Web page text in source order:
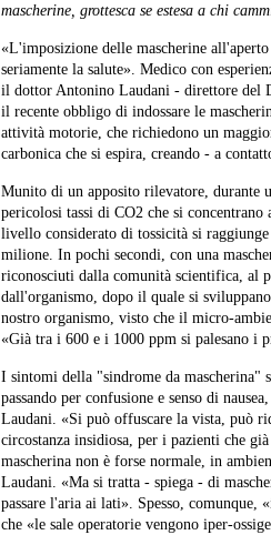
mascherine, grottesca se estesa a chi
«L'imposizione delle mascherine
seriamente la salute». Medico con
il dottor Antonino Laudani - direttore del
il recente obbligo di indossare le
attività motorie, che richiedono un
carbonica che si espira, creando - a
Munito di un apposito rilevatore, durante
pericolosi tassi di CO2 che si
livello considerato di tossicità si
milione. In pochi secondi, con una
riconosciuti dalla comunità scientifica, al
dall'organismo, dopo il quale si
nostro organismo, visto che il micro-
«Già tra i 600 e i 1000 ppm si palesano i
I sintomi della "sindrome da mascherina"
passando per confusione e senso di
Laudani. «Si può offuscare la vista, può
circostanza insidiosa, per i pazienti che
mascherina non è forse normale, in
Laudani. «Ma si tratta - spiega - di
passare l'aria ai lati». Spesso,
che «le sale operatorie vengono iper-